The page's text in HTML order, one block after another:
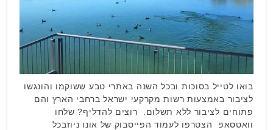
בואו לטייל בסוכות ובכל השנה באתרי טבע ששוקמו והונגשו
לציבור באמצעות רשות מקרקעי ישראל ברחבי הארץ והם
פתוחים לציבור ללא תשלום. רוצים להדליף? שלחו
וואטסאפ הצטרפו לעמוד הפייסבוק של אונו ניוזבכל